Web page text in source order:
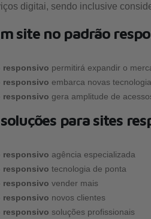
digitai, sendo inclusive
site no padrão
responsivo permitirá expandir o
responsivo embarca novas
responsivo gera amplitude de
para sites
responsivo agência especializada
responsivo tecnologia de ponta
responsivo vender mais
responsivo novos clientes
responsivo soluções profissionais